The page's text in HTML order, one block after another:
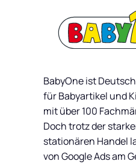
BabyOne ist
für Babyartikel und
mit über 100
Doch trotz der
stationären Handel
von Google Ads am